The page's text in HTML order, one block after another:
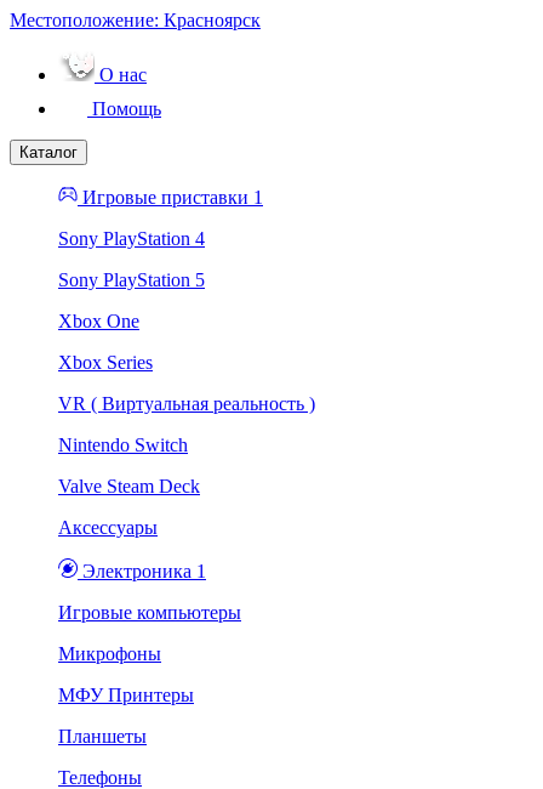
Местоположение: Красноярск
О нас
Помощь
Каталог
Игровые приставки 1
Sony PlayStation 4
Sony PlayStation 5
Xbox One
Xbox Series
VR ( Виртуальная реальность )
Nintendo Switch
Valve Steam Deck
Аксессуары
Электроника 1
Игровые компьютеры
Микрофоны
МФУ Принтеры
Планшеты
Телефоны